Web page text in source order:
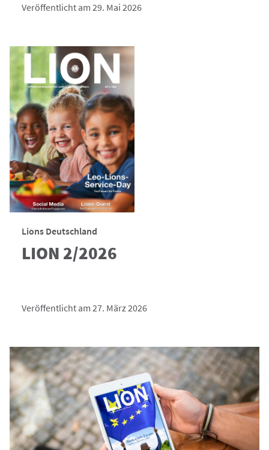
Veröffentlicht am 29. Mai 2026
Lions Deutschland
LION 2/2026
Veröffentlicht am 27. März 2026